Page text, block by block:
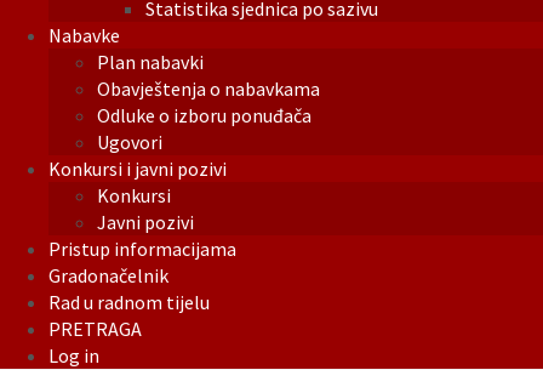
Statistika sjednica po sazivu
Nabavke
Plan nabavki
Obavještenja o nabavkama
Odluke o izboru ponuđača
Ugovori
Konkursi i javni pozivi
Konkursi
Javni pozivi
Pristup informacijama
Gradonačelnik
Rad u radnom tijelu
PRETRAGA
Log in